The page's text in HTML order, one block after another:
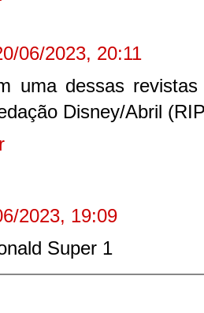
06/2023, 20:11
uma dessas
Disney/Abril
2023, 19:09
Super 1